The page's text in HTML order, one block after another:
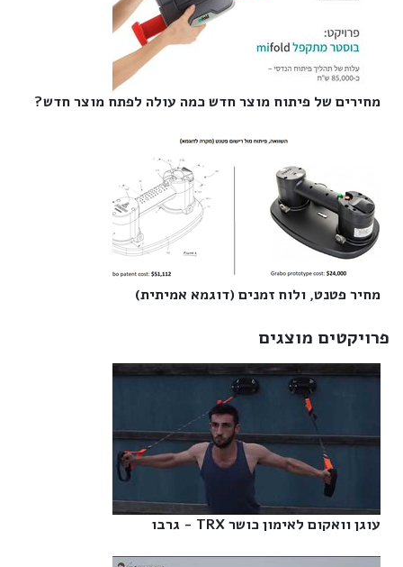
מחירים של פיתוח מוצר חדש כמה עולה לפתח מוצר חדש?‎
מחיר פטנט, ולוח זמנים (דוגמא אמיתית)‎
פרויקטים מוצגים
עוגן וואקום לאימון כושר TRX - גרבו‎